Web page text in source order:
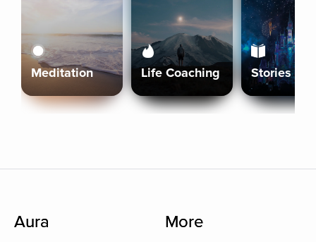
Meditation Life Coaching Stories
Aura More